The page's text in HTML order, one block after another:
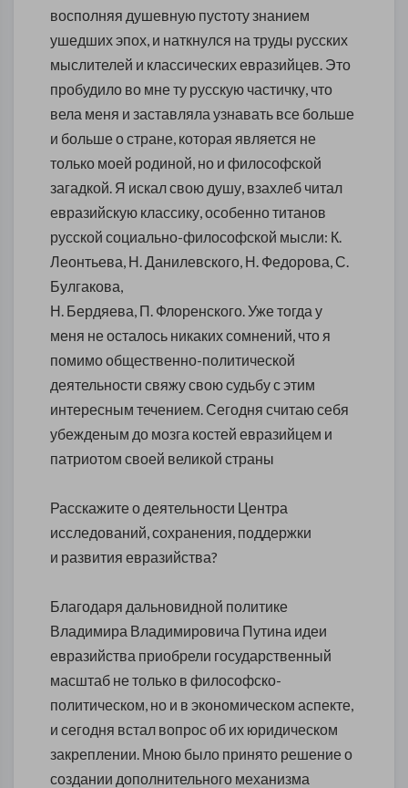
восполняя душевную пустоту знанием
ушедших эпох, и наткнулся на труды русских
мыслителей и классических евразийцев. Это
пробудило во мне ту русскую частичку, что
вела меня и заставляла узнавать все больше
и больше о стране, которая является не
только моей родиной, но и философской
загадкой. Я искал свою душу, взахлеб читал
евразийскую классику, особенно титанов
русской социально-философской мысли: К.
Леонтьева, Н. Данилевского, Н. Федорова, С.
Булгакова,
Н. Бердяева, П. Флоренского. Уже тогда у
меня не осталось никаких сомнений, что я
помимо общественно-политической
деятельности свяжу свою судьбу с этим
интересным течением. Сегодня считаю себя
убежденым до мозга костей евразийцем и
патриотом своей великой страны
Расскажите о деятельности Центра
исследований, сохранения, поддержки
и развития евразийства?
Благодаря дальновидной политике
Владимира Владимировича Путина идеи
евразийства приобрели государственный
масштаб не только в философско-
политическом, но и в экономическом аспекте,
и сегодня встал вопрос об их юридическом
закреплении. Мною было принято решение о
создании дополнительного механизма